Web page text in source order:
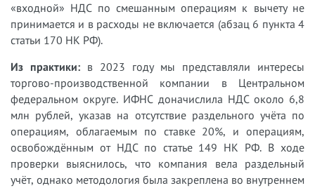
«входной» НДС по смешанным операциям к вычету не
принимается и в расходы не включается (абзац 6 пункта 4
статьи 170 НК РФ).
Из практики: в 2023 году мы представляли интересы
торгово-производственной компании в Центральном
федеральном округе. ИФНС доначислила НДС около 6,8
млн рублей, указав на отсутствие раздельного учёта по
операциям, облагаемым по ставке 20%, и операциям,
освобождённым от НДС по статье 149 НК РФ. В ходе
проверки выяснилось, что компания вела раздельный
учёт, однако методология была закреплена во внутреннем